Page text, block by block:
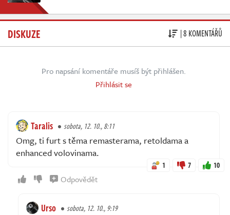
DISKUZE | 8 KOMENTÁŘŮ
Pro napsání komentáře musíš být přihlášen.
Přihlásit se
Taralis sobota, 12. 10., 8:11
Omg, ti furt s těma remasterama, retoldama a
enhanced volovinama.
1 7 10
Odpovědět
Urso sobota, 12. 10., 9:19